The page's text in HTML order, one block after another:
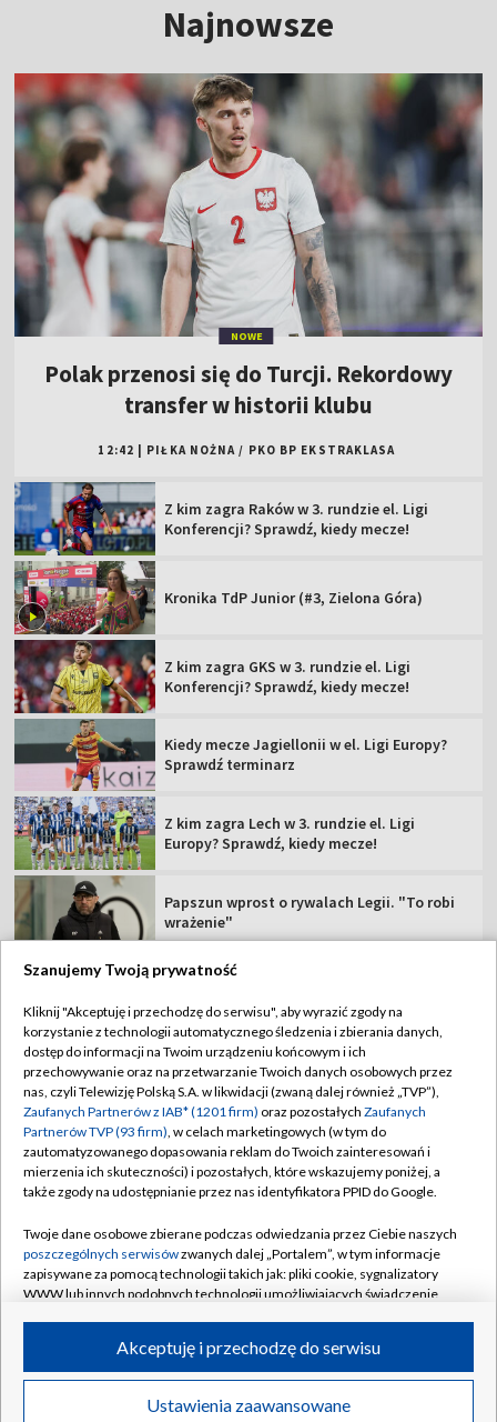
Transmisje Wideo
Najnowsze
NOWE
Polak przenosi się do Turcji. Rekordowy
transfer w historii klubu
12:42 PIŁKA NOŻNA / PKO BP EKSTRAKLASA
Z kim zagra Raków w 3. rundzie el. Ligi
Konferencji? Sprawdź, kiedy mecze!
Kronika TdP Junior (#3, Zielona Góra)
Z kim zagra GKS w 3. rundzie el. Ligi
Konferencji? Sprawdź, kiedy mecze!
Kiedy mecze Jagiellonii w el. Ligi Europy?
Sprawdź terminarz
Z kim zagra Lech w 3. rundzie el. Ligi
Europy? Sprawdź, kiedy mecze!
Papszun wprost o rywalach Legii. "To robi
wrażenie"
TVP
Abonament TVP
Sklep TVP
Biuro Reklamy
Oferta Handlowa
Emisja w TVP
Rada Programowa
Ogłoszenia przetargowe
Akademia Telewizyjna
Informacje o nadawcy
Regulamin TVP
Polityka prywatności
Moje zgody
Biuro reklamy
Kanały
©2026 Telewizja Polska Spółka Akcyjna w likwidacji
Szanujemy Twoją prywatność
Kliknij "Akceptuję i przechodzę do serwisu", aby wyrazić zgody na
korzystanie z technologii automatycznego śledzenia i zbierania danych,
dostęp do informacji na Twoim urządzeniu końcowym i ich
przechowywanie oraz na przetwarzanie Twoich danych osobowych przez
nas, czyli Telewizję Polską S.A. w likwidacji (zwaną dalej również „TVP”),
Zaufanych Partnerów z IAB* (1201 firm) oraz pozostałych Zaufanych
Partnerów TVP (93 firm), w celach marketingowych (w tym do
zautomatyzowanego dopasowania reklam do Twoich zainteresowań i
mierzenia ich skuteczności) i pozostałych, które wskazujemy poniżej, a
także zgody na udostępnianie przez nas identyfikatora PPID do Google.
Twoje dane osobowe zbierane podczas odwiedzania przez Ciebie naszych
poszczególnych serwisówzwanych dalej „Portalem”, w tym informacje
zapisywane za pomocą technologii takich jak: pliki cookie, sygnalizatory
WWW lub innych podobnych technologii umożliwiających świadczenie
ruchu w Internecie.
Twoje dane osobowe zbierane podczas odwiedzania przez Ciebie
poszczególnych serwisówna Portalu, takie jak adresy IP, identyfikatory
Ustawienia zaawansowane
Akceptuję i przechodzę do serwisu